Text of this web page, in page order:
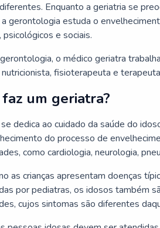
Enquanto a geriatria se
gerontologia estuda o
e sociais.
o médico geriatra
fisioterapeuta e
um geriatra?
dedica ao cuidado da saúde do
do processo de
como cardiologia, neurologia,
as crianças apresentam doenças
por pediatras, os idosos também
cujos sintomas são diferentes